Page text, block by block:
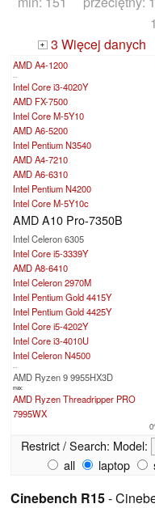
+ 3 Więcej danych
AMD A4-1200
Intel Core i3-4020Y
AMD FX-7500
Intel Core M-5Y10
AMD A6-5200
Intel Pentium N3540
AMD A4-7210
AMD A6-6310
Intel Pentium N4200
Intel Core M-5Y10c
AMD A10 Pro-7350B
Intel Celeron 6305
Intel Core i5-3339Y
AMD A8-6410
Intel Celeron 2970M
Intel Pentium Gold 4415Y
Intel Pentium Gold 4425Y
Intel Core i5-4202Y
Intel Core i3-4010U
Intel Celeron N4500
AMD Ryzen 9 9955HX3D
max:
AMD Ryzen Threadripper PRO
7995WX
Restrict / Search: Model:
all
laptop
Cinebench R15-